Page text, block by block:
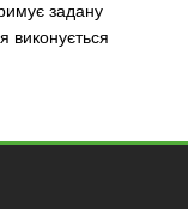
задану
виконується